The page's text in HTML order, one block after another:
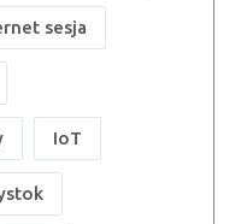
sesja
IoT